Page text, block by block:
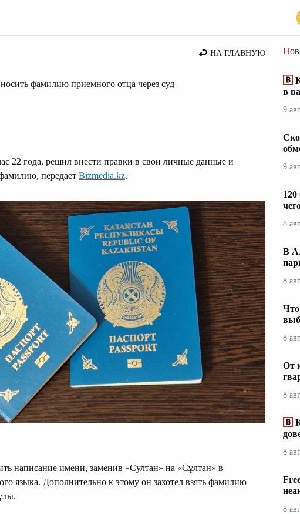
Казахстана
НА ГЛАВНУЮ
фамилию приемного отца через суд
22 года, решил внести правки в свои личные данные и
передает Bizmedia.kz.
написание имени, заменив «Султан» на «Сұлтан» в
языка. Дополнительно к этому он захотел взять фамилию
в
9
9
8
В
8
8
От
8
8
8